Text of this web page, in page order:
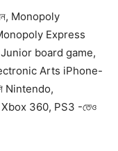
Monopoly
Express
board game,
Arts iPhone-
Nintendo,
360, PS3 -তেও